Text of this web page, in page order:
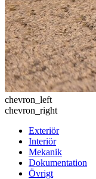
chevron_left
chevron_right
Exteriör
Interiör
Mekanik
Dokumentation
Övrigt